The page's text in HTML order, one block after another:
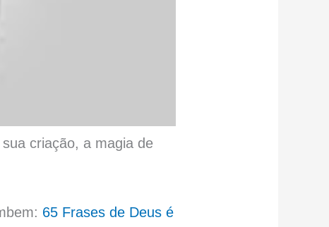
criação, a magia de
65 Frases de Deus é